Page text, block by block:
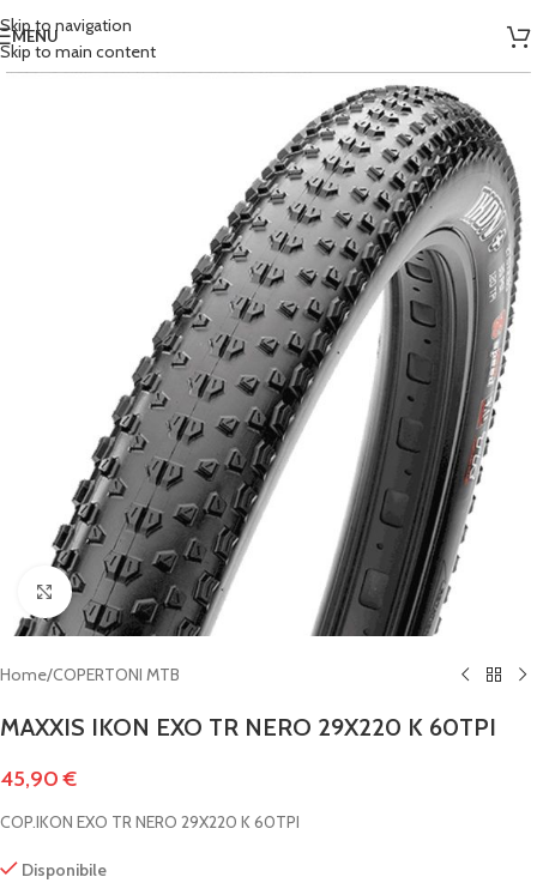
Skip to navigation
Skip to main content
MENU
Clicca per ingrandire
Home/COPERTONI MTB
MAXXIS IKON EXO TR NERO 29X220 K 60TPI
45,90€
COP.IKON EXO TR NERO 29X220 K 60TPI
Disponibile